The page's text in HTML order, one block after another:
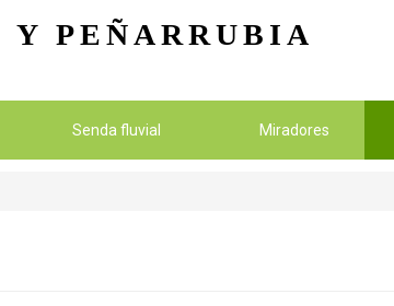
Y PEÑARRUBIA
Senda fluvial Miradores